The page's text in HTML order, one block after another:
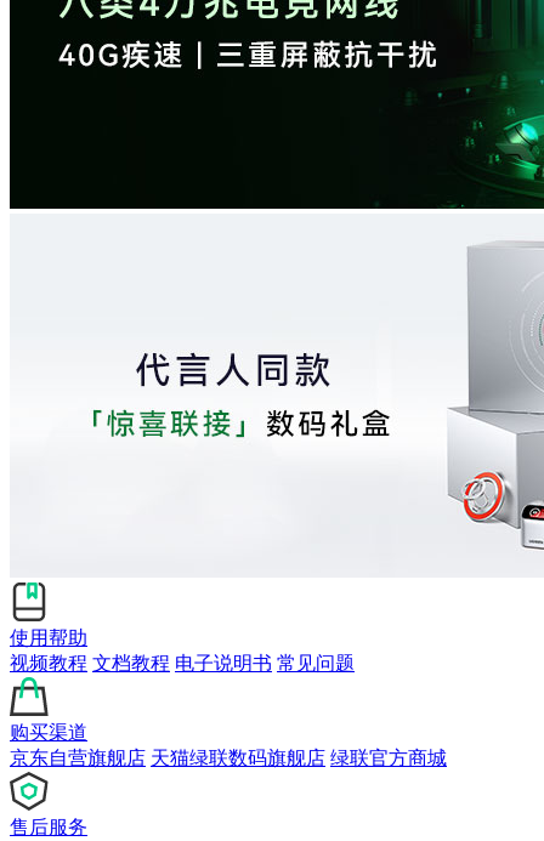
使用帮助
视频教程 文档教程 电子说明书 常见问题
购买渠道
京东自营旗舰店 天猫绿联数码旗舰店 绿联官方商城
售后服务